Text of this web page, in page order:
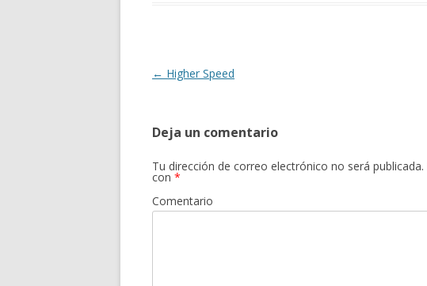
k
Navegación
← Higher Speed
Deja un comentario
Tu dirección de correo electrónico no será publicada.
con *
Comentario